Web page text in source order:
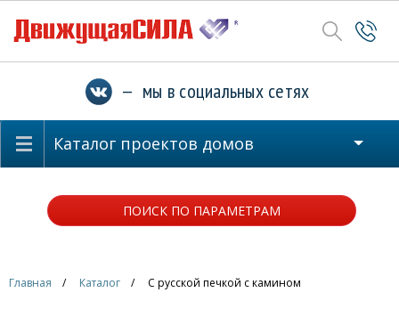
— мы в социальных сетях
Каталог проектов домов
ПОИСК ПО ПАРАМЕТРАМ
Главная Каталог С русской печкой с камином